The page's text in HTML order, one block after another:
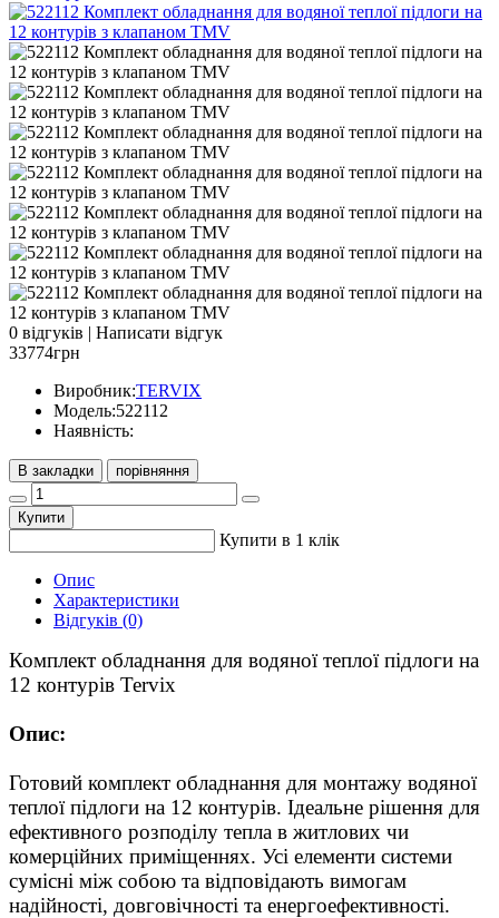
0 відгуків | Написати відгук
33774грн
Виробник:TERVIX
Модель:522112
Наявність:
В закладки порівняння
Купити
Купити в 1 клік
Опис
Характеристики
Відгуків (0)
Комплект обладнання для водяної теплої підлоги на
12 контурів Tervix
Опис:
Готовий комплект обладнання для монтажу водяної
теплої підлоги на 12 контурів. Ідеальне рішення для
ефективного розподілу тепла в житлових чи
комерційних приміщеннях. Усі елементи системи
сумісні між собою та відповідають вимогам
надійності, довговічності та енергоефективності.